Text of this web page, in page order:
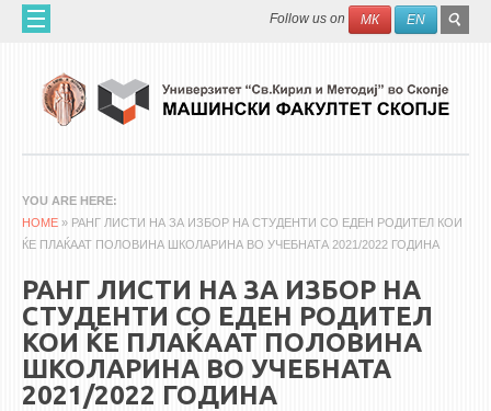
Skip to main content Search
Follow us on МК EN
ЗА НАС
60 ГОДИНИ МФ
ОРГАНИЗАЦИЈА
МАШИНСКО ИНЖЕНЕРСТВО - НАУЧНО СПИСАНИЕ
АПЛИКАТИВНА ДЕЈНОСТ
МЕЃУНАРОДНА СОРАБОТКА
YOU ARE HERE
HOME » РАНГ ЛИСТИ НА ЗА ИЗБОР НА СТУДЕНТИ СО ЕДЕН РОДИТЕЛ КОИ
ЌЕ ПЛАЌААТ ПОЛОВИНА ШКОЛАРИНА ВО УЧЕБНАТА 2021/2022 ГОДИНА
РАНГ ЛИСТИ НА ЗА ИЗБОР НА
СТУДЕНТИ СО ЕДЕН РОДИТЕЛ
КОИ ЌЕ ПЛАЌААТ ПОЛОВИНА
ШКОЛАРИНА ВО УЧЕБНАТА
2021/2022 ГОДИНА